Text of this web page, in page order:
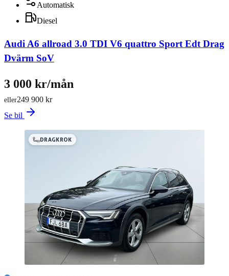
Automatisk
Diesel
Audi A6 allroad 3.0 TDI V6 quattro Sport Edt Drag
Dvärm SoV
249 900 kr
eller
3 000 kr/mån
Se bil
DRAGKROK